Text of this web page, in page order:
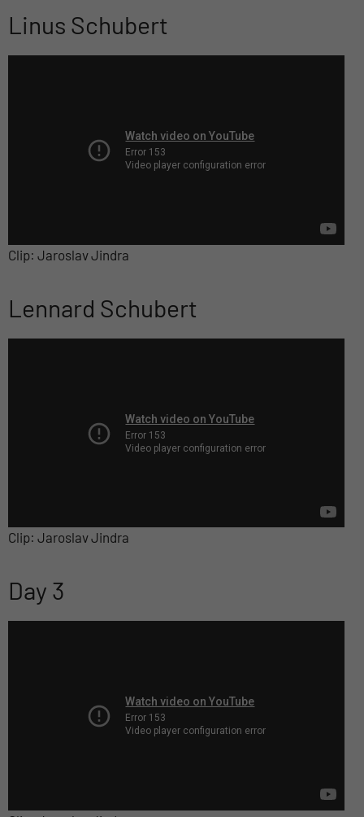
Linus Schubert
Clip: Jaroslav Jindra
Lennard Schubert
Clip: Jaroslav Jindra
Day 3